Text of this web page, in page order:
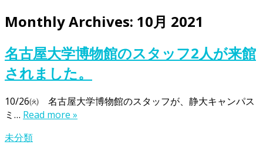
Monthly Archives: 10月 2021
名古屋大学博物館のスタッフ2人が来館
されました。
10/26㈫ 名古屋大学博物館のスタッフが、静大キャンパス
ミ… Read more »
未分類